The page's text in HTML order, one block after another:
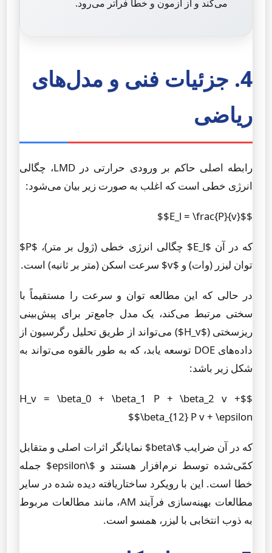
می‌کند و از آزمون و خطا فراتر می‌رود.
4. جزئیات فنی و مدل‌های
ریاضی
رابطه اصلی حاکم بر ورودی حرارتی در LMD، چگالی
انرژی خطی است که اغلب به صورت زیر بیان می‌شود:
$$E_l = \frac{P}{v}$$
که در آن $E_l$ چگالی انرژی خطی (ژول بر متر)، $P$
توان لیزر (وات) و $v$ سرعت اسکن (متر بر ثانیه) است.
در حالی که این مطالعه توان و سرعت را مستقیماً با
سختی مرتبط می‌کند، یک مدل جامع‌تر برای پیش‌بینی
ریزسختی ($H_v$) می‌تواند از طریق تحلیل رگرسیون از
داده‌های DOE توسعه یابد، که به طور بالقوه می‌تواند به
شکل زیر باشد:
$$H_v = \beta_0 + \beta_1 P + \beta_2 v +
\beta_{12} P v + \epsilon$$
که در آن ضرایب $\beta$ نمایانگر اثرات اصلی و متقابل
کمّی‌شده توسط نرم‌افزار هستند و $\epsilon$ جمله
خطا است. این با رویکرد ساختاریافته دیده شده در سایر
مطالعات بهینه‌سازی فرآیند AM، مانند مطالعات مربوط
به ذوب انتخابی با لیزر، همسو است.